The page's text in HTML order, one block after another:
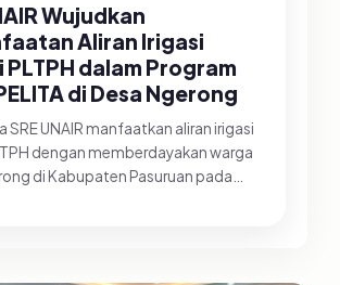
Wujudkan
Aliran Irigasi
PLTPH dalam Program
di Desa Ngerong
SRE UNAIR manfaatkan aliran irigasi
dengan memberdayakan warga
di Kabupaten Pasuruan pada